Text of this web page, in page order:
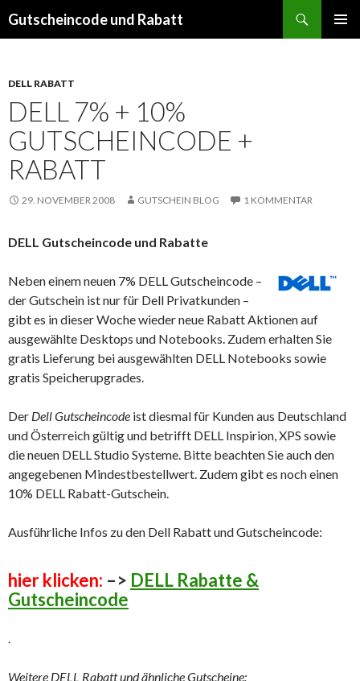
Gutscheincode und Rabatt
DELL RABATT
DELL 7% + 10%
GUTSCHEINCODE +
RABATT
29. NOVEMBER 2008 GUTSCHEIN BLOG 1 KOMMENTAR
DELL Gutscheincode und Rabatte
Neben einem neuen 7% DELL Gutscheincode –
der Gutschein ist nur für Dell Privatkunden –
gibt es in dieser Woche wieder neue Rabatt Aktionen auf
ausgewählte Desktops und Notebooks. Zudem erhalten Sie
gratis Lieferung bei ausgewählten DELL Notebooks sowie
gratis Speicherupgrades.
Der Dell Gutscheincode ist diesmal für Kunden aus Deutschland
und Österreich gültig und betrifft DELL Inspirion, XPS sowie
die neuen DELL Studio Systeme. Bitte beachten Sie auch den
angegebenen Mindestbestellwert. Zudem gibt es noch einen
10% DELL Rabatt-Gutschein.
Ausführliche Infos zu den Dell Rabatt und Gutscheincode:
hier klicken: –> DELL Rabatte &
Gutscheincode
.
Weitere DELL Rabatt und ähnliche Gutscheine: